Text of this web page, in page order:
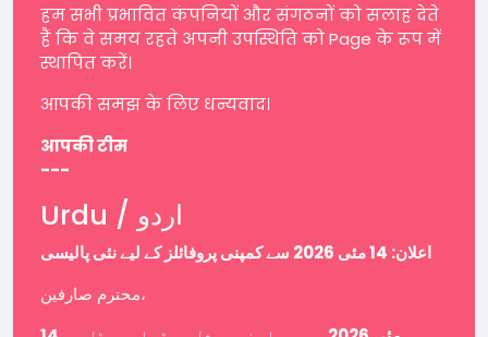
हम सभी प्रभावित कंपनियों और संगठनों को सलाह देते
हैं कि वे समय रहते अपनी उपस्थिति को Page के रूप में
स्थापित करें।
आपकी समझ के लिए धन्यवाद।
आपकी टीम
---
Urdu / اردو
اعلان: 14 مئی 2026 سے کمپنی پروفائلز کے لیے نئی پالیسی
محترم صارفین،